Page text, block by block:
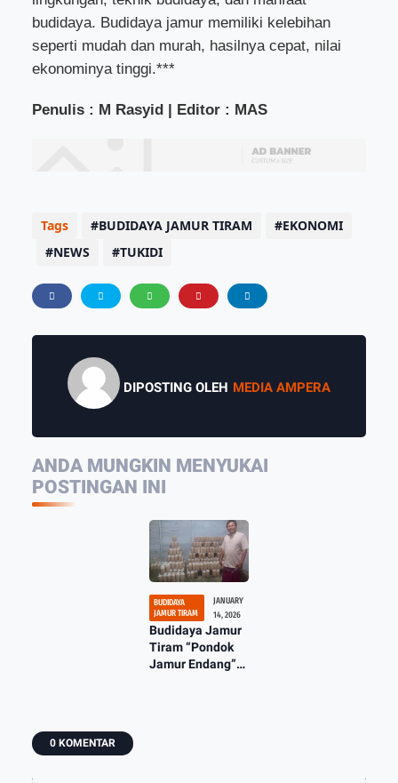
budidaya. Budidaya jamur memiliki kelebihan
seperti mudah dan murah, hasilnya cepat, nilai
ekonominya tinggi.***
Penulis : M Rasyid | Editor : MAS
Tags BUDIDAYA JAMUR TIRAM
EKONOMI
NEWS
TUKIDI
DIPOSTING OLEH MEDIA AMPERA
ANDA MUNGKIN MENYUKAI
POSTINGAN INI
BUDIDAYA
JAMUR TIRAM
JANUARY
14, 2026
Budidaya Jamur
Tiram “Pondok
Jamur Endang”
0 KOMENTAR